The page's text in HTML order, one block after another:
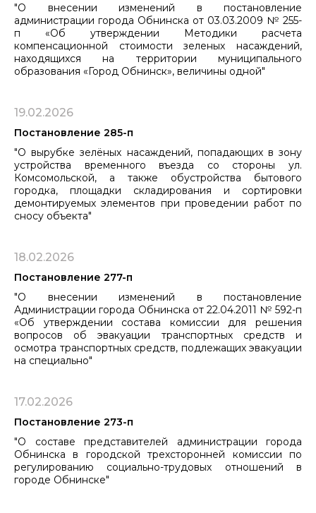
"О внесении изменений в постановление
администрации города Обнинска от 03.03.2009 № 255-
п «Об утверждении Методики расчета
компенсационной стоимости зеленых насаждений,
находящихся на территории муниципального
образования «Город Обнинск», величины одной"
19.02.2026
Постановление 285-п
"О вырубке зелёных насаждений, попадающих в зону
устройства временного въезда со стороны ул.
Комсомольской, а также обустройства бытового
городка, площадки складирования и сортировки
демонтируемых элементов при проведении работ по
сносу объекта"
18.02.2026
Постановление 277-п
"О внесении изменений в постановление
Администрации города Обнинска от 22.04.2011 № 592-п
«Об утверждении состава комиссии для решения
вопросов об эвакуации транспортных средств и
осмотра транспортных средств, ​​​​​​​подлежащих эвакуации
на специально"
17.02.2026
Постановление 273-п
"О составе представителей администрации города
Обнинска в городской трехсторонней комиссии по
регулированию социально-трудовых отношений в
городе Обнинске"